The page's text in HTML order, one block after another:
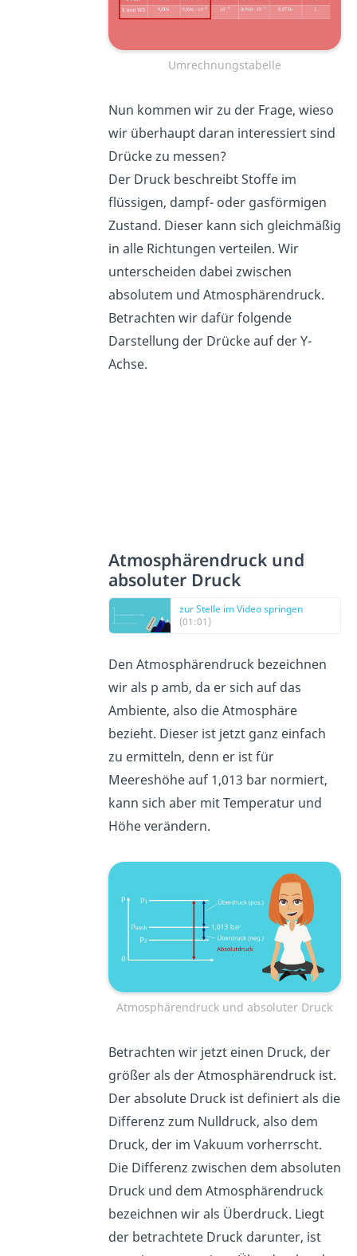
Umrechnungstabelle
Nun kommen wir zu der Frage, wieso
wir überhaupt daran interessiert sind
Drücke zu messen?
Der Druck beschreibt Stoffe im
flüssigen, dampf- oder gasförmigen
Zustand. Dieser kann sich gleichmäßig
in alle Richtungen verteilen. Wir
unterscheiden dabei zwischen
absolutem und Atmosphärendruck.
Betrachten wir dafür folgende
Darstellung der Drücke auf der Y-
Achse.
Atmosphärendruck und
absoluter Druck
zur Stelle im Video springen
(01:01)
Den Atmosphärendruck bezeichnen
wir als p amb, da er sich auf das
Ambiente, also die Atmosphäre
bezieht. Dieser ist jetzt ganz einfach
zu ermitteln, denn er ist für
Meereshöhe auf 1,013 bar normiert,
kann sich aber mit Temperatur und
Höhe verändern.
Atmosphärendruck und absoluter Druck
Betrachten wir jetzt einen Druck, der
größer als der Atmosphärendruck ist.
Der absolute Druck ist definiert als die
Differenz zum Nulldruck, also dem
Druck, der im Vakuum vorherrscht.
Die Differenz zwischen dem absoluten
Druck und dem Atmosphärendruck
bezeichnen wir als Überdruck. Liegt
der betrachtete Druck darunter, ist